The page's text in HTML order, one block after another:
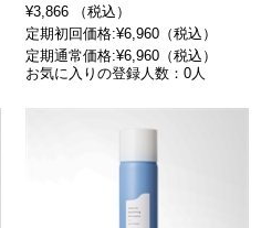
¥3,866 （税込）
定期初回価格:¥6,960（税込）
定期通常価格:¥6,960（税込）
お気に入りの登録人数：0人